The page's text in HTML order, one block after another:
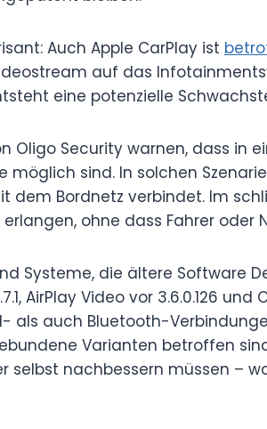
Auch Apple CarPlay ist
auf das
eine potenzielle
Oligo Security warnen, dass in
möglich sind. In solchen
dem Bordnetz verbindet. Im
ohne dass Fahrer oder
Systeme, die ältere Software
AirPlay Video vor 3.6.0.126
als auch Bluetooth-
Varianten betroffen
selbst nachbessern müssen –